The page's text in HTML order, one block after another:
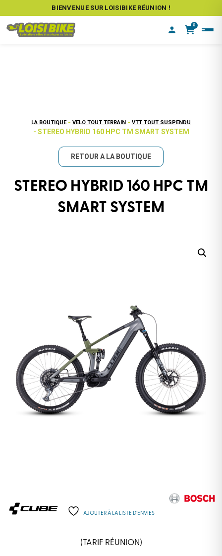
BIENVENUE SUR LOISIBIKE RÉUNION !
0
LA BOUTIQUE - VELO TOUT TERRAIN - VTT TOUT SUSPENDU
- STEREO HYBRID 160 HPC TM SMART SYSTEM
RETOUR A LA BOUTIQUE
STEREO HYBRID 160 HPC TM
SMART SYSTEM
AJOUTER À LA LISTE D’ENVIES
(TARIF RÉUNION)